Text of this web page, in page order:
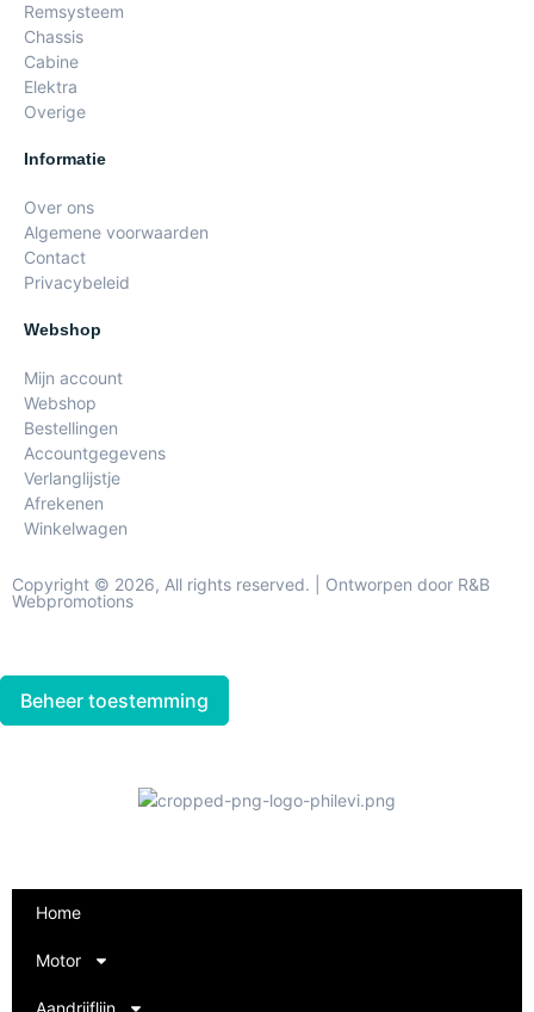
Remsysteem
Chassis
Cabine
Elektra
Overige
Informatie
Over ons
Algemene voorwaarden
Contact
Privacybeleid
Webshop
Mijn account
Webshop
Bestellingen
Accountgegevens
Verlanglijstje
Afrekenen
Winkelwagen
Copyright © 2026, All rights reserved. | Ontworpen door R&B
Webpromotions
Beheer toestemming
Home
Motor
Aandrijflijn